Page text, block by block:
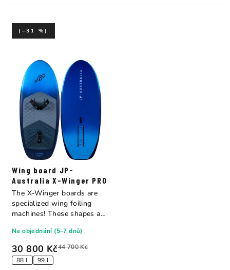
Wing board JP-
Australia X-Winger PRO
30 800 Kč44 700 Kč
(–31 %)
88 l 99 l
Na objednání (5–7 dnů)
The X-Winger boards are
specialized wing foiling
machines! These shapes are